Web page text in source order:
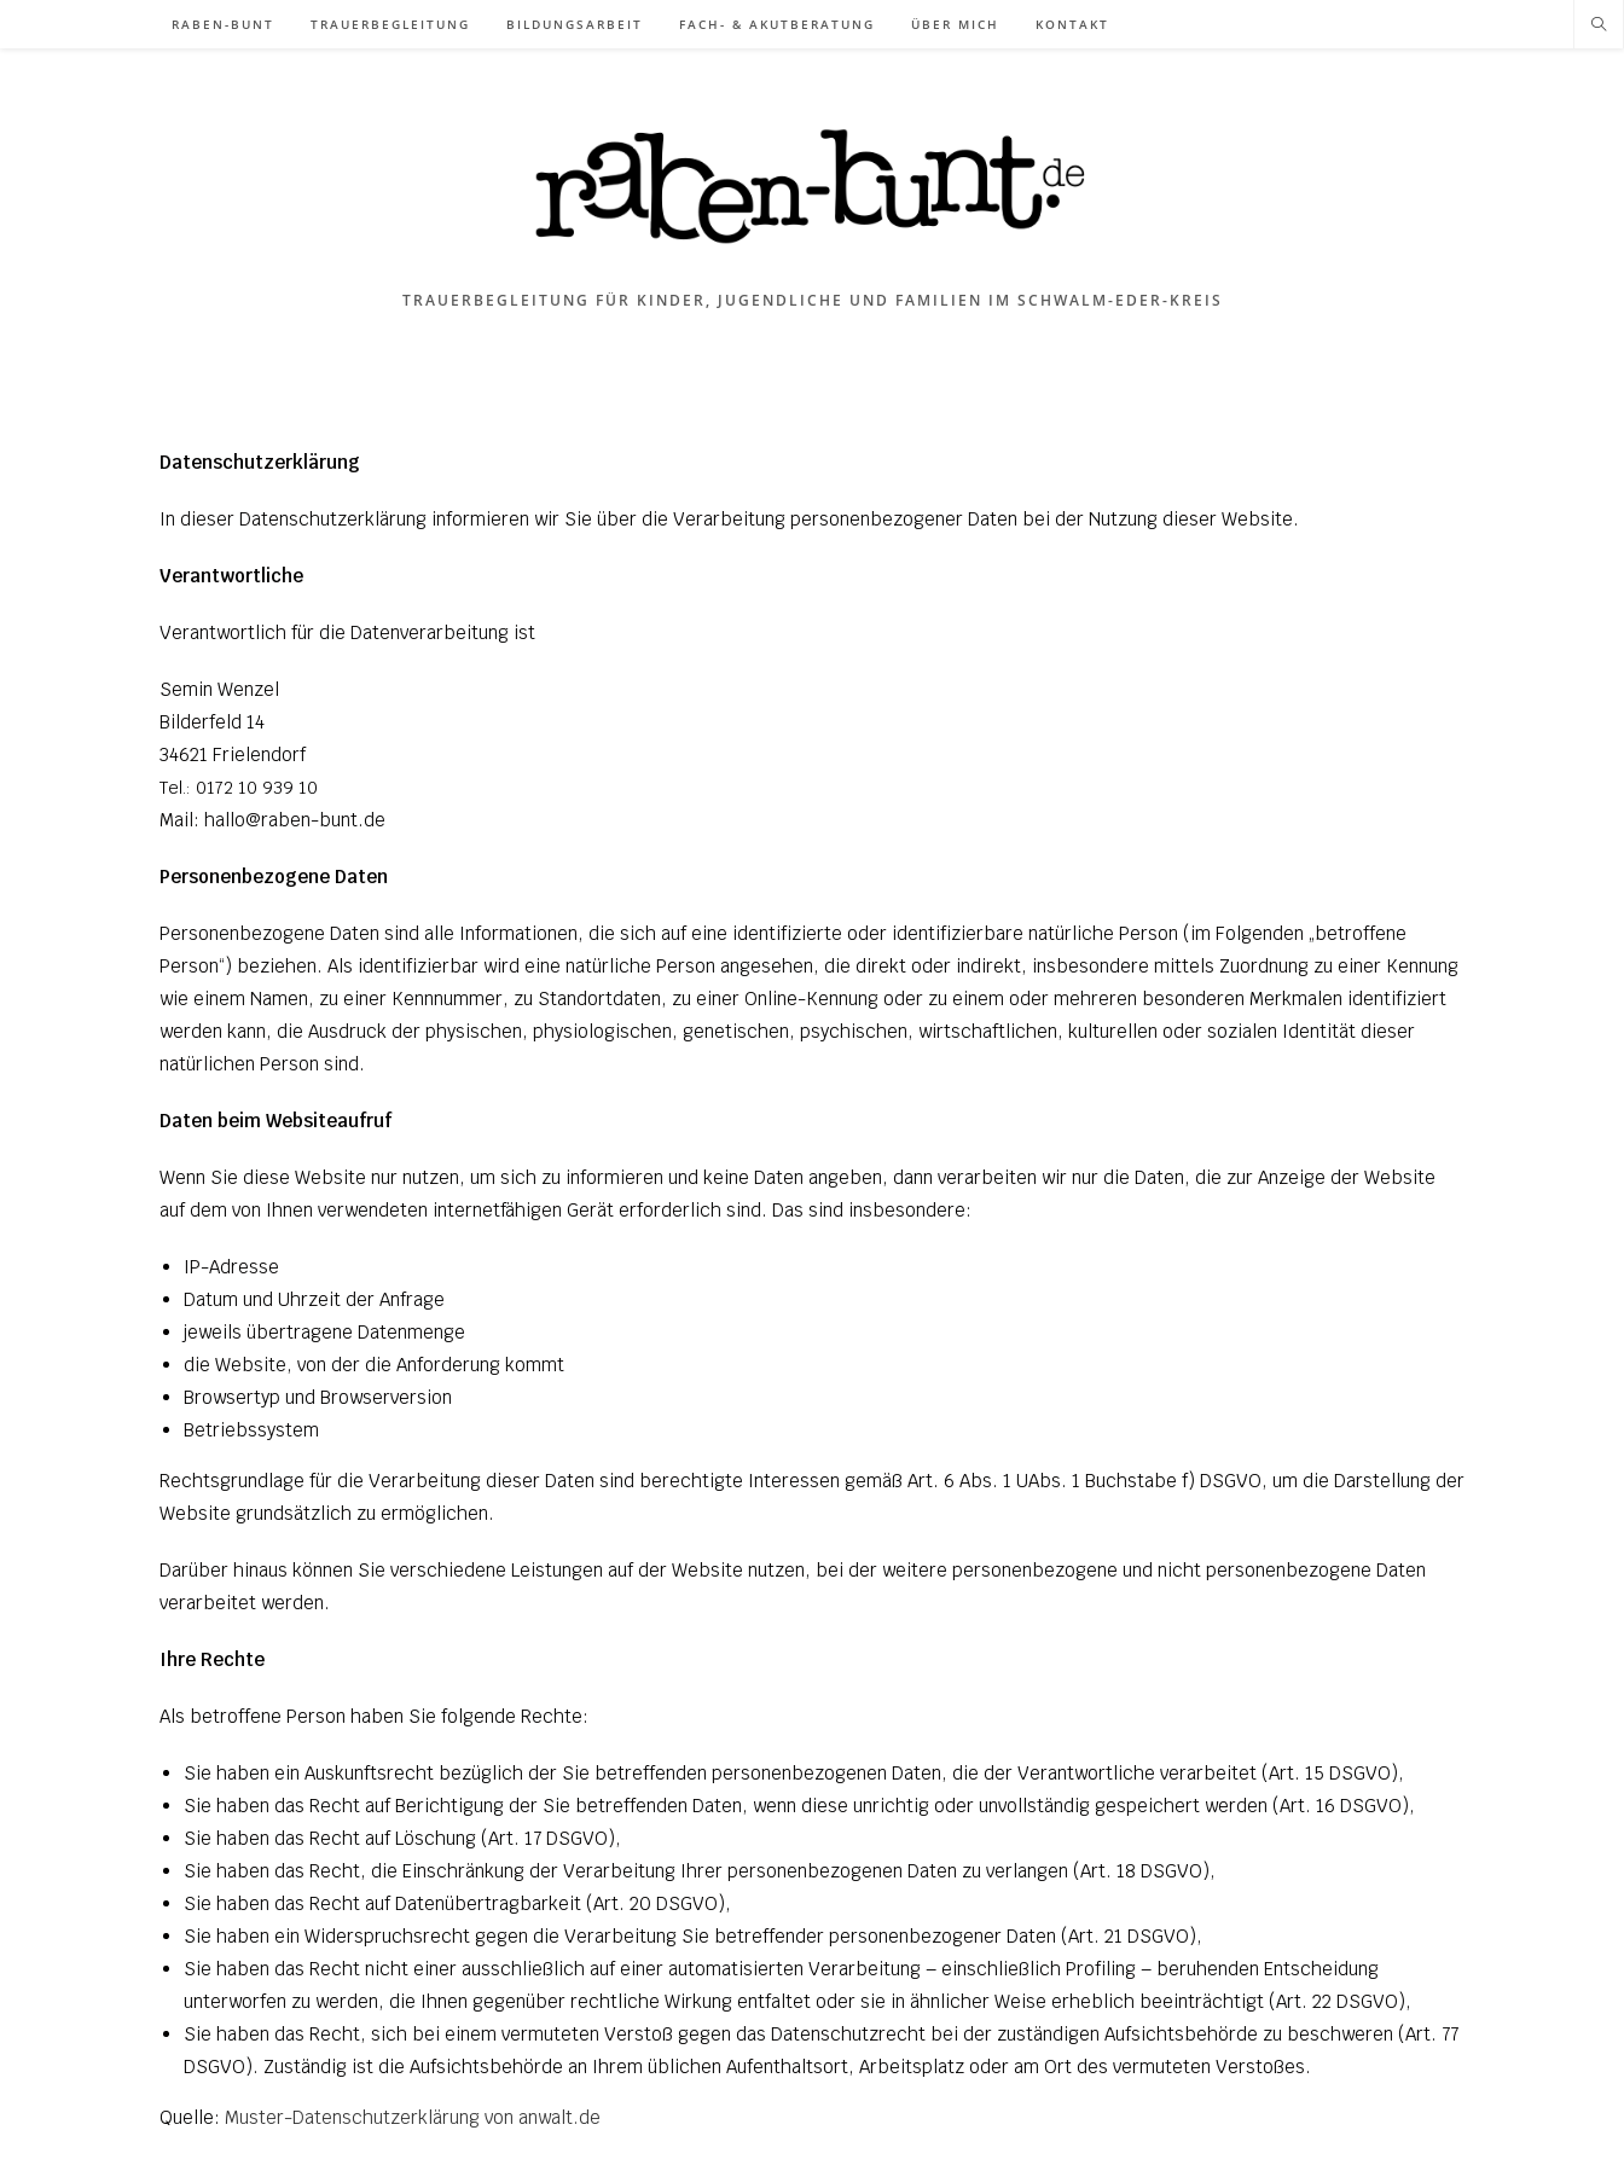
RABEN-BUNT TRAUERBEGLEITUNG BILDUNGSARBEIT FACH- & AKUTBERATUNG ÜBER MICH KONTAKT
TRAUERBEGLEITUNG FÜR KINDER, JUGENDLICHE UND FAMILIEN IM SCHWALM-EDER-KREIS
Datenschutzerklärung
In dieser Datenschutzerklärung informieren wir Sie über die Verarbeitung personenbezogener Daten bei der Nutzung dieser Website.
Verantwortliche
Verantwortlich für die Datenverarbeitung ist
Semin Wenzel
Bilderfeld 14
34621 Frielendorf
Tel.: 0172 10 939 10
Mail: hallo@raben-bunt.de
Personenbezogene Daten
Personenbezogene Daten sind alle Informationen, die sich auf eine identifizierte oder identifizierbare natürliche Person (im Folgenden „betroffene
Person“) beziehen. Als identifizierbar wird eine natürliche Person angesehen, die direkt oder indirekt, insbesondere mittels Zuordnung zu einer Kennung
wie einem Namen, zu einer Kennnummer, zu Standortdaten, zu einer Online-Kennung oder zu einem oder mehreren besonderen Merkmalen identifiziert
werden kann, die Ausdruck der physischen, physiologischen, genetischen, psychischen, wirtschaftlichen, kulturellen oder sozialen Identität dieser
natürlichen Person sind.
Daten beim Websiteaufruf
Wenn Sie diese Website nur nutzen, um sich zu informieren und keine Daten angeben, dann verarbeiten wir nur die Daten, die zur Anzeige der Website
auf dem von Ihnen verwendeten internetfähigen Gerät erforderlich sind. Das sind insbesondere:
IP-Adresse
Datum und Uhrzeit der Anfrage
jeweils übertragene Datenmenge
die Website, von der die Anforderung kommt
Browsertyp und Browserversion
Betriebssystem
Rechtsgrundlage für die Verarbeitung dieser Daten sind berechtigte Interessen gemäß Art. 6 Abs. 1 UAbs. 1 Buchstabe f) DSGVO, um die Darstellung der
Website grundsätzlich zu ermöglichen.
Darüber hinaus können Sie verschiedene Leistungen auf der Website nutzen, bei der weitere personenbezogene und nicht personenbezogene Daten
verarbeitet werden.
Ihre Rechte
Als betroffene Person haben Sie folgende Rechte:
Sie haben ein Auskunftsrecht bezüglich der Sie betreffenden personenbezogenen Daten, die der Verantwortliche verarbeitet (Art. 15 DSGVO),
Sie haben das Recht auf Berichtigung der Sie betreffenden Daten, wenn diese unrichtig oder unvollständig gespeichert werden (Art. 16 DSGVO),
Sie haben das Recht auf Löschung (Art. 17 DSGVO),
Sie haben das Recht, die Einschränkung der Verarbeitung Ihrer personenbezogenen Daten zu verlangen (Art. 18 DSGVO),
Sie haben das Recht auf Datenübertragbarkeit (Art. 20 DSGVO),
Sie haben ein Widerspruchsrecht gegen die Verarbeitung Sie betreffender personenbezogener Daten (Art. 21 DSGVO),
Sie haben das Recht nicht einer ausschließlich auf einer automatisierten Verarbeitung – einschließlich Profiling – beruhenden Entscheidung
unterworfen zu werden, die Ihnen gegenüber rechtliche Wirkung entfaltet oder sie in ähnlicher Weise erheblich beeinträchtigt (Art. 22 DSGVO),
Sie haben das Recht, sich bei einem vermuteten Verstoß gegen das Datenschutzrecht bei der zuständigen Aufsichtsbehörde zu beschweren (Art. 77
DSGVO). Zuständig ist die Aufsichtsbehörde an Ihrem üblichen Aufenthaltsort, Arbeitsplatz oder am Ort des vermuteten Verstoßes.
Quelle: Muster-Datenschutzerklärung von anwalt.de